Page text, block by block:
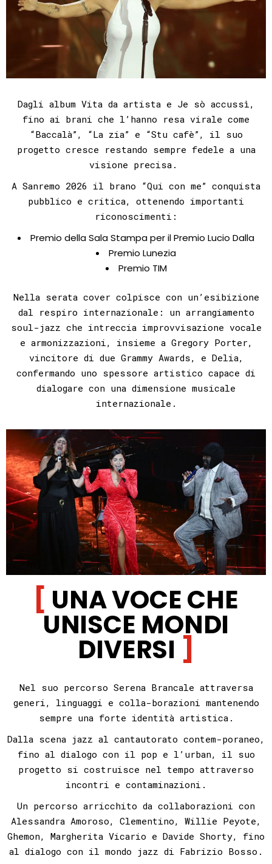
Dagli album Vita da artista e Je sò accussì,
fino ai brani che l’hanno resa virale come
“Baccalà”, “La zia” e “Stu cafè”, il suo
progetto cresce restando sempre fedele a una
visione precisa.
A Sanremo 2026 il brano “Qui con me” conquista
pubblico e critica, ottenendo importanti
riconoscimenti:
Premio della Sala Stampa per il Premio Lucio Dalla
Premio Lunezia
Premio TIM
Nella serata cover colpisce con un’esibizione
dal respiro internazionale: un arrangiamento
soul-jazz che intreccia improvvisazione vocale
e armonizzazioni, insieme a Gregory Porter,
vincitore di due Grammy Awards, e Delia,
confermando uno spessore artistico capace di
dialogare con una dimensione musicale
internazionale.
UNA VOCE CHE
UNISCE MONDI
DIVERSI
Nel suo percorso Serena Brancale attraversa
generi, linguaggi e colla-borazioni mantenendo
sempre una forte identità artistica.
Dalla scena jazz al cantautorato contem-poraneo,
fino al dialogo con il pop e l’urban, il suo
progetto si costruisce nel tempo attraverso
incontri e contaminazioni.
Un percorso arricchito da collaborazioni con
Alessandra Amoroso, Clementino, Willie Peyote,
Ghemon, Margherita Vicario e Davide Shorty, fino
al dialogo con il mondo jazz di Fabrizio Bosso.